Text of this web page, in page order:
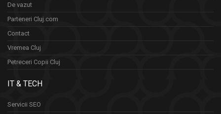
De vazut
Parteneri Cluj.com
Contact
Vremea Cluj
Petreceri Copii Cluj
IT & TECH
Servicii SEO